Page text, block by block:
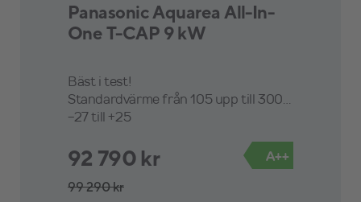
Panasonic Aquarea All-In-
One T-CAP 9 kW
Bäst i test!
-27 till +25
92 790 kr
99 290 kr
A++